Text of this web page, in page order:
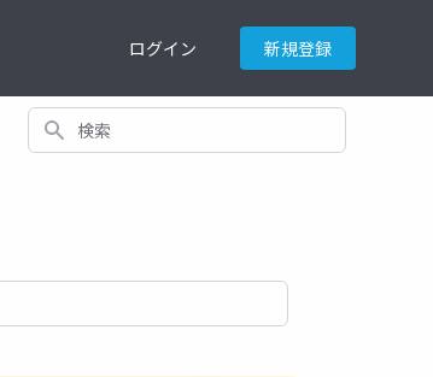
ログイン 新規登録
検索